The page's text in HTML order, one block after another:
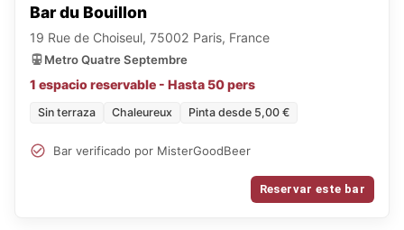
Bar du Bouillon
19 Rue de Choiseul, 75002 Paris, France
Metro Quatre Septembre
1 espacio reservable - Hasta 50 pers
Sin terraza Chaleureux Pinta desde 5,00 €
Bar verificado por MisterGoodBeer
Reservar este bar